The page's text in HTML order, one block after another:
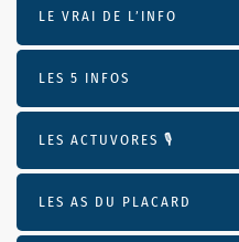
LE VRAI DE L’INFO
LES 5 INFOS
LES ACTUVORES 🎙
LES AS DU PLACARD